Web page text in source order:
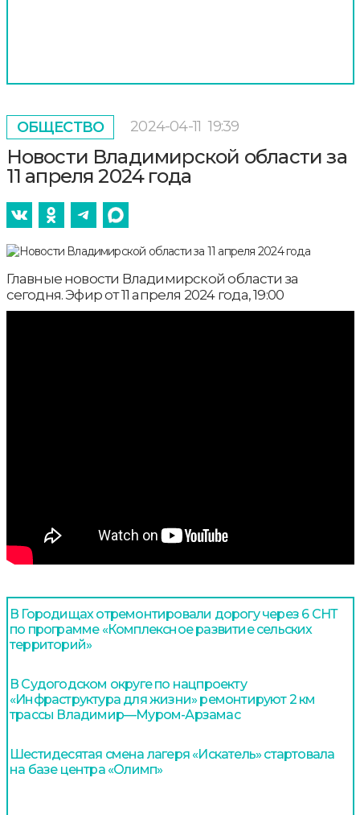
ОБЩЕСТВО 2024-04-11 19:39
Новости Владимирской области за
11 апреля 2024 года
Главные новости Владимирской области за
сегодня. Эфир от 11 апреля 2024 года, 19:00
В Городищах отремонтировали дорогу через 6 СНТ
по программе «Комплексное развитие сельских
территорий»
В Судогодском округе по нацпроекту
«Инфраструктура для жизни» ремонтируют 2 км
трассы Владимир—Муром-Арзамас
Шестидесятая смена лагеря «Искатель» стартовала
на базе центра «Олимп»